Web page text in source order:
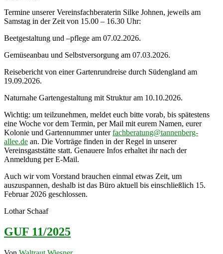
Termine unserer Vereinsfachberaterin Silke Johnen, jeweils am
Samstag in der Zeit von 15.00 – 16.30 Uhr:
Beetgestaltung und –pflege am 07.02.2026.
Gemüseanbau und Selbstversorgung am 07.03.2026.
Reisebericht von einer Gartenrundreise durch Südengland am
19.09.2026.
Naturnahe Gartengestaltung mit Struktur am 10.10.2026.
Wichtig: um teilzunehmen, meldet euch bitte vorab, bis spätestens
eine Woche vor dem Termin, per Mail mit eurem Namen, eurer
Kolonie und Gartennummer unterfachberatung@tannenberg-
allee.de an. Die Vorträge finden in der Regel in unserer
Vereinsgaststätte statt. Genauere Infos erhaltet ihr nach der
Anmeldung per E-Mail.
Auch wir vom Vorstand brauchen einmal etwas Zeit, um
auszuspannen, deshalb ist das Büro aktuell bis einschließlich 15.
Februar 2026 geschlossen.
Lothar Schaaf
GUF 11/2025